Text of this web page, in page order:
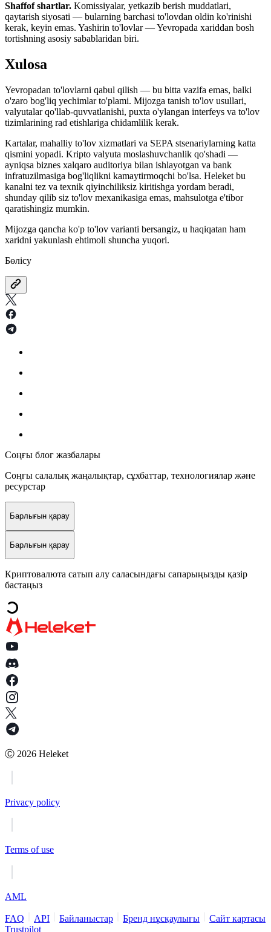
Shaffof shartlar. Komissiyalar, yetkazib berish muddatlari,
qaytarish siyosati — bularning barchasi to'lovdan oldin ko'rinishi
kerak, keyin emas. Yashirin to'lovlar — Yevropada xariddan bosh
tortishning asosiy sabablaridan biri.
Xulosa
Yevropadan to'lovlarni qabul qilish — bu bitta vazifa emas, balki
o'zaro bog'liq yechimlar to'plami. Mijozga tanish to'lov usullari,
valyutalar qo'llab-quvvatlanishi, puxta o'ylangan interfeys va to'lov
tizimlarining rad etishlariga chidamlilik kerak.
Kartalar, mahalliy to'lov xizmatlari va SEPA stsenariylarning katta
qismini yopadi. Kripto valyuta moslashuvchanlik qo'shadi —
ayniqsa biznes xalqaro auditoriya bilan ishlayotgan va bank
infratuzilmasiga bog'liqlikni kamaytirmoqchi bo'lsa. Heleket bu
kanalni tez va texnik qiyinchiliksiz kiritishga yordam beradi,
shunday qilib siz to'lov mexanikasiga emas, mahsulotga e'tibor
qaratishingiz mumkin.
Mijozga qancha ko'p to'lov varianti bersangiz, u haqiqatan ham
xaridni yakunlash ehtimoli shuncha yuqori.
Бөлісу
Соңғы блог жазбалары
Соңғы салалық жаңалықтар, сұхбаттар, технологиялар және
ресурстар
Барлығын қарау
Барлығын қарау
Криптовалюта сатып алу саласындағы сапарыңызды қазір
бастаңыз
Ⓒ 2026 Heleket
Privacy policy
Terms of use
AML
FAQ API Байланыстар Бренд нұсқаулығы
Сайт картасы
Trustpilot